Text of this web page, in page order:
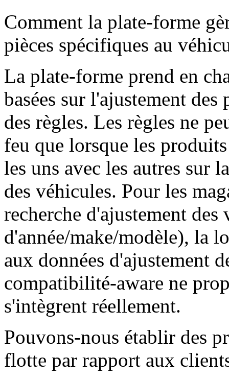
Comment la plate-forme
pièces spécifiques au
La plate-forme prend en
basées sur l'ajustement
des règles. Les règles ne
feu que lorsque les
les uns avec les autres sur
des véhicules. Pour les
recherche d'ajustement des
d'année/make/modèle), la
aux données d'ajustement
compatibilité-aware ne
s'intègrent réellement.
Pouvons-nous établir des
flotte par rapport aux